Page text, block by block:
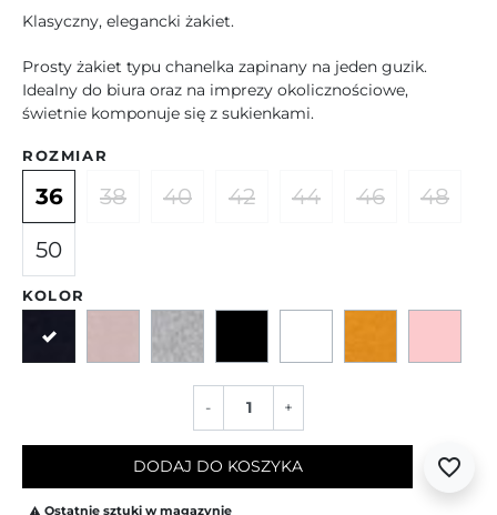
Klasyczny, elegancki żakiet.
Prosty żakiet typu chanelka zapinany na jeden guzik.
Idealny do biura oraz na imprezy okolicznościowe,
świetnie komponuje się z sukienkami.
ROZMIAR
36 38 40 42 44 46
48
50
KOLOR
- +
DODAJ DO KOSZYKA favorite_border
 Ostatnie sztuki w magazynie